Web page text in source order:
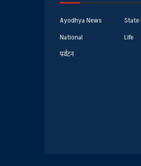
Ayodhya News
State
National
Life
पर्यटन